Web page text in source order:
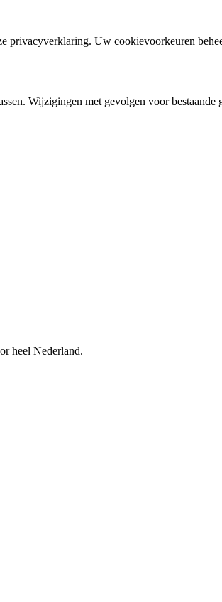
privacyverklaring. Uw cookievoorkeuren
Wijzigingen met gevolgen voor
heel Nederland.